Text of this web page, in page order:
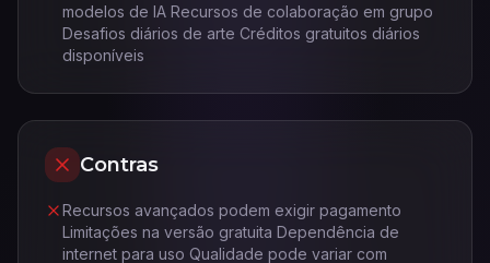
modelos de IA Recursos de colaboração em grupo
Desafios diários de arte Créditos gratuitos diários
disponíveis
Contras
Recursos avançados podem exigir pagamento
Limitações na versão gratuita Dependência de
internet para uso Qualidade pode variar com